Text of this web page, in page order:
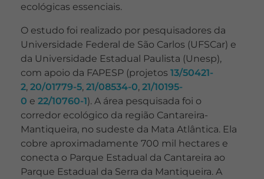
ecológicas essenciais.
O estudo foi realizado por pesquisadores da
Universidade Federal de São Carlos (UFSCar) e
da Universidade Estadual Paulista (Unesp),
com apoio da FAPESP (projetos 13/50421-
2, 20/01779-5, 21/08534-0, 21/10195-
0 e 22/10760-1). A área pesquisada foi o
corredor ecológico da região Cantareira-
Mantiqueira, no sudeste da Mata Atlântica. Ela
cobre aproximadamente 700 mil hectares e
conecta o Parque Estadual da Cantareira ao
Parque Estadual da Serra da Mantiqueira. A